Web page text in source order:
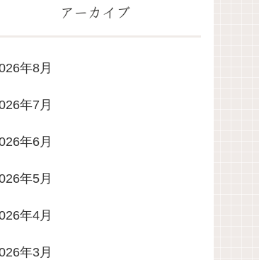
アーカイブ
年8月
年7月
年6月
年5月
年4月
年3月